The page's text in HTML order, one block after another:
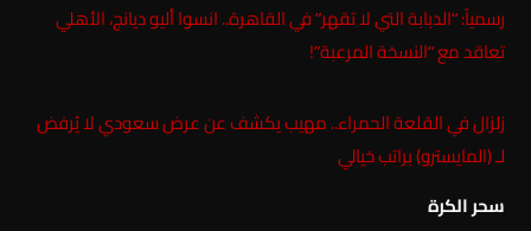
رسمياً: “الدبابة التي لا تقهر” في القاهرة.. انسوا أليو ديانج، الأهلي
تعاقد مع “النسخة المرعبة”!
زلزال في القلعة الحمراء.. مهيب يكشف عن عرض سعودي لا يُرفض
لـ (المايسترو) براتب خيالي
سحر الكرة